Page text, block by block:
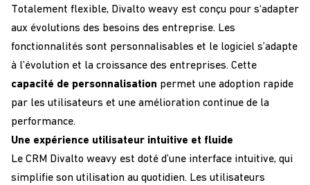
Totalement flexible, Divalto weavy est conçu pour s‘adapter
aux évolutions des besoins des entreprise. Les
fonctionnalités sont personnalisables et le logiciel s’adapte
à l’évolution et la croissance des entreprises. Cette
capacité de personnalisation permet une adoption rapide
par les utilisateurs et une amélioration continue de la
performance.
Une expérience utilisateur intuitive et fluide
Le CRM Divalto weavy est doté d’une interface intuitive, qui
simplifie son utilisation au quotidien. Les utilisateurs